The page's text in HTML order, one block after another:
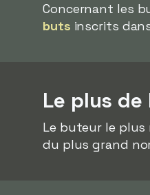
Concernant les
buts inscrits
Le plus
Le buteur le plus
du plus grand